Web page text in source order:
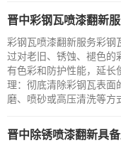
晋中彩钢瓦喷漆翻新
彩钢瓦喷漆翻新服务彩钢
过对老旧、锈蚀、褪色的
有色彩和防护性能，延
理：彻底清除彩钢瓦表面
磨、喷砂或高压清洗等
晋中除锈喷漆翻新具